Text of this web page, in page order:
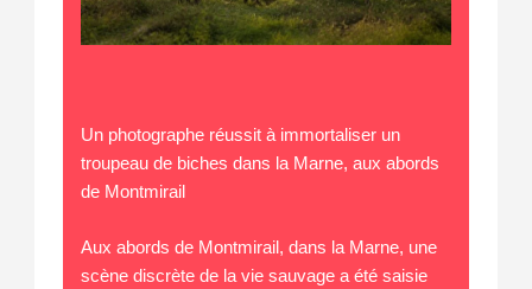
Un photographe réussit à immortaliser un
troupeau de biches dans la Marne, aux abords
de Montmirail
Aux abords de Montmirail, dans la Marne, une
scène discrète de la vie sauvage a été saisie